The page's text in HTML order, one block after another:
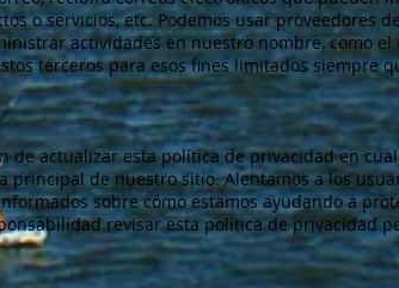
o servicios, etc. Podemos usar proveedores
actividades en nuestro nombre, como
terceros para esos fines limitados siempre
de actualizar esta política de privacidad en
principal de nuestro sitio. Alentamos a los
sobre cómo estamos ayudando a
revisar esta política de privacidad